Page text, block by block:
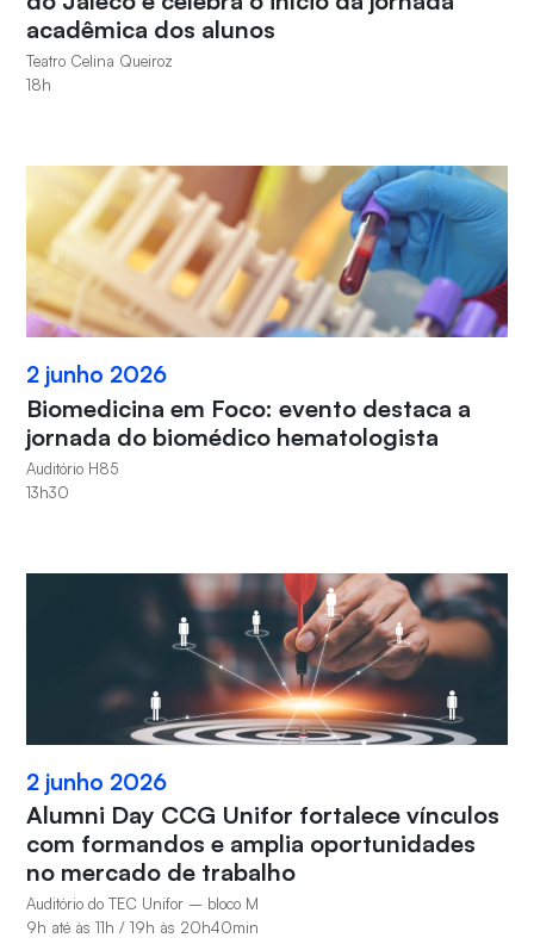
acadêmica dos alunos
Teatro Celina Queiroz
18h
2 junho 2026
Biomedicina em Foco: evento destaca a
jornada do biomédico hematologista
Auditório H85
13h30
2 junho 2026
Alumni Day CCG Unifor fortalece vínculos
com formandos e amplia oportunidades
no mercado de trabalho
Auditório do TEC Unifor – bloco M
9h até às 11h / 19h às 20h40min